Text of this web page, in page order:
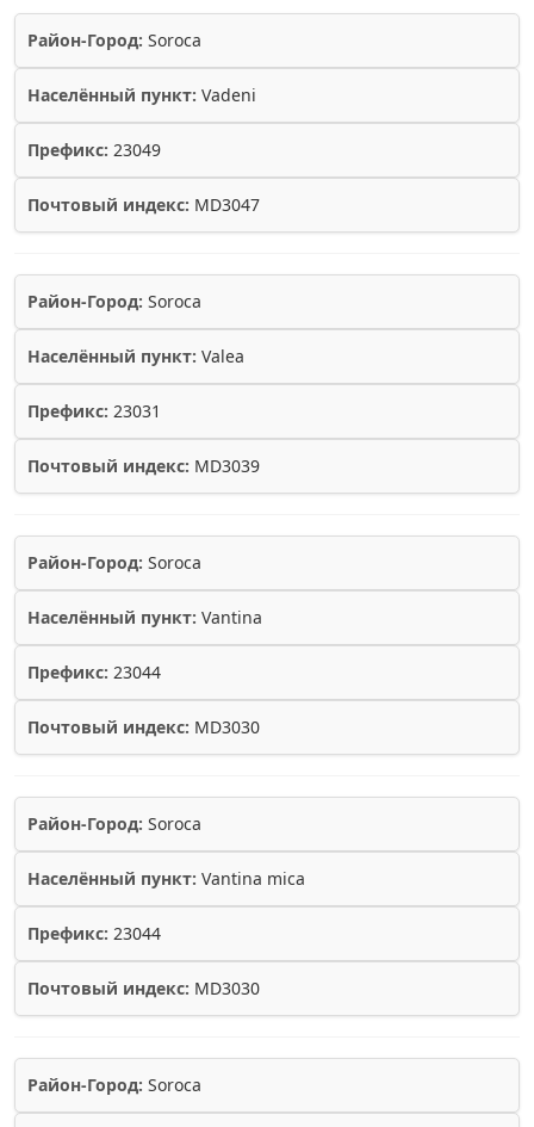
Район-Город: Soroca
Населённый пункт: Vadeni
Префикс: 23049
Почтовый индекс: MD3047
Район-Город: Soroca
Населённый пункт: Valea
Префикс: 23031
Почтовый индекс: MD3039
Район-Город: Soroca
Населённый пункт: Vantina
Префикс: 23044
Почтовый индекс: MD3030
Район-Город: Soroca
Населённый пункт: Vantina mica
Префикс: 23044
Почтовый индекс: MD3030
Район-Город: Soroca